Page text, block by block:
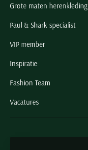
Grote maten herenkleding
Paul & Shark specialist
VIP member
Inspiratie
Fashion Team
Vacatures